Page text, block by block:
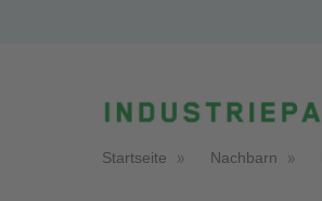
Startseite Nachbarn